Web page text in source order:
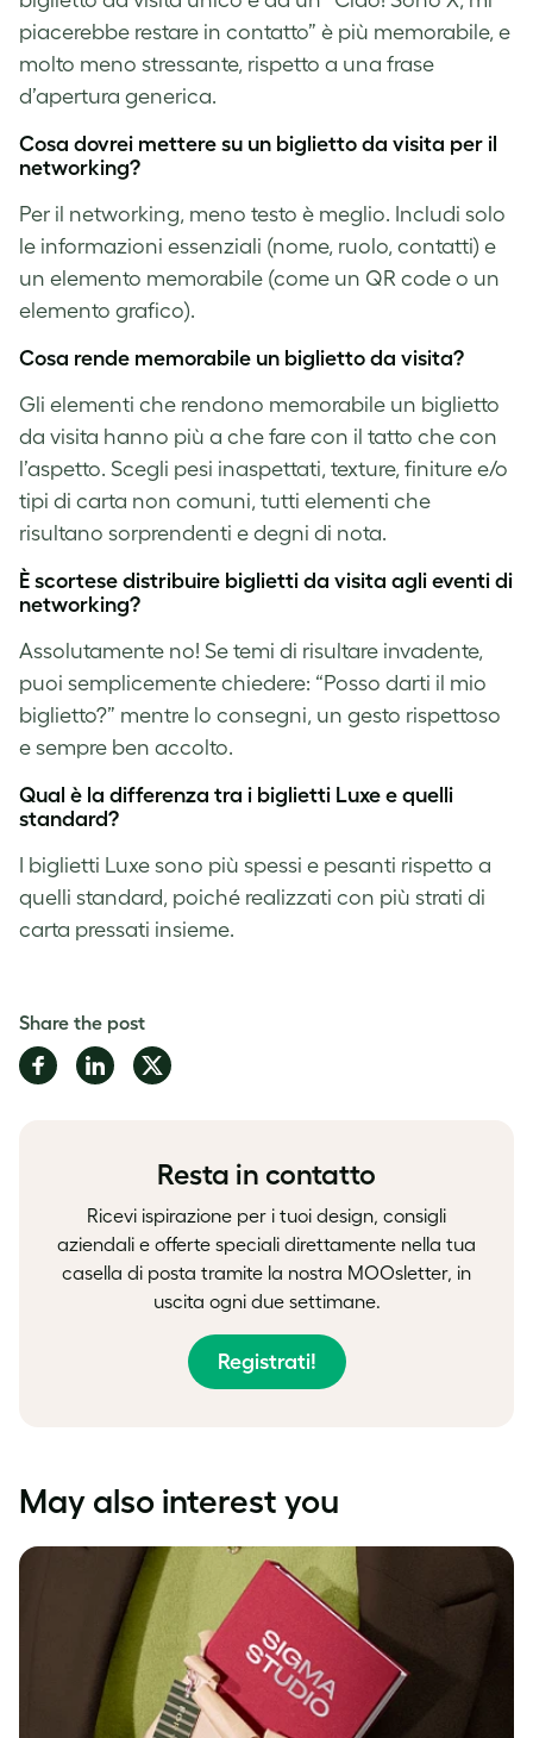
piacerebbe restare in contatto” è più memorabile, e
molto meno stressante, rispetto a una frase
d’apertura generica.
Cosa dovrei mettere su un biglietto da visita per il
networking?
Per il networking, meno testo è meglio. Includi solo
le informazioni essenziali (nome, ruolo, contatti) e
un elemento memorabile (come un QR code o un
elemento grafico).
Cosa rende memorabile un biglietto da visita?
Gli elementi che rendono memorabile un biglietto
da visita hanno più a che fare con il tatto che con
l’aspetto. Scegli pesi inaspettati, texture, finiture e/o
tipi di carta non comuni, tutti elementi che
risultano sorprendenti e degni di nota.
È scortese distribuire biglietti da visita agli eventi di
networking?
Assolutamente no! Se temi di risultare invadente,
puoi semplicemente chiedere: “Posso darti il mio
biglietto?” mentre lo consegni, un gesto rispettoso
e sempre ben accolto.
Qual è la differenza tra i biglietti Luxe e quelli
standard?
I biglietti Luxe sono più spessi e pesanti rispetto a
quelli standard, poiché realizzati con più strati di
carta pressati insieme.
Share the post
Share
on
Share
on
Share
on
Resta in contatto
Ricevi ispirazione per i tuoi design, consigli
aziendali e offerte speciali direttamente nella tua
casella di posta tramite la nostra MOOsletter, in
uscita ogni due settimane.
Registrati!
May also interest you